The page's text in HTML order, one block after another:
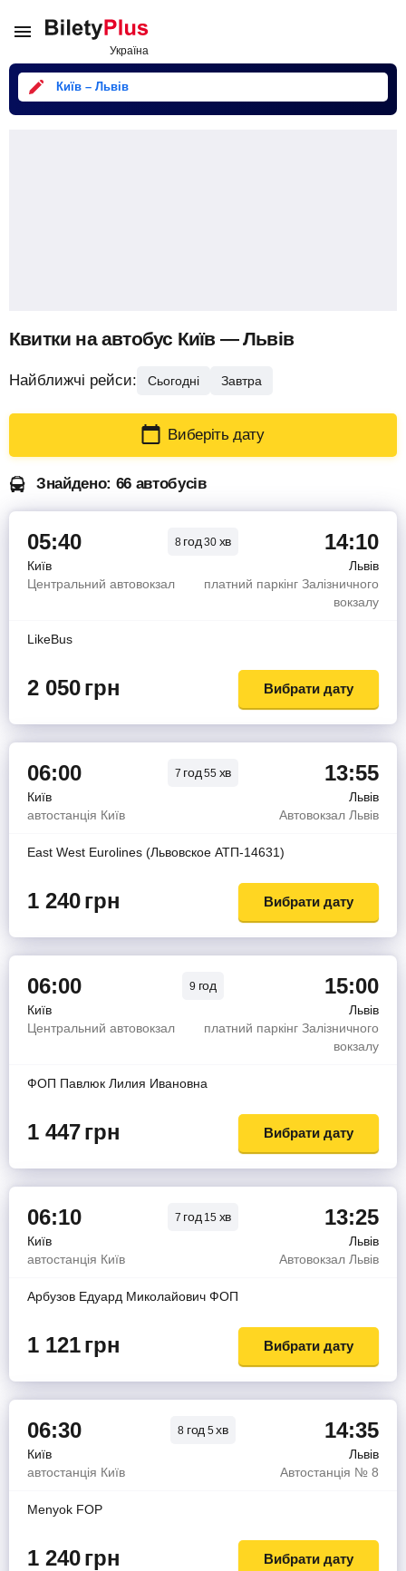
Київ – Львів
Квитки на автобус Київ — Львів
Найближчі рейси: Сьогодні Завтра
Виберіть дату
Знайдено: 66 автобусів
05:40 8 год30 хв 14:10
Київ
Львів
Центральний автовокзал
платний паркінг Залізничного
вокзалу
LikeBus
2 050грн Вибрати дату
06:00 7 год55 хв 13:55
Київ
Львів
автостанція Київ
Автовокзал Львів
East West Eurolines (Львовское АТП-14631)
1 240грн Вибрати дату
06:00 9 год 15:00
Київ
Львів
Центральний автовокзал
платний паркінг Залізничного
вокзалу
ФОП Павлюк Лилия Ивановна
1 447грн Вибрати дату
06:10 7 год15 хв 13:25
Київ
Львів
автостанція Київ
Автовокзал Львів
Арбузов Едуард Миколайович ФОП
1 121грн Вибрати дату
06:30 8 год 5хв 14:35
Київ
Львів
автостанція Київ
Автостанція № 8
Menyok FOP
1 240грн Вибрати дату